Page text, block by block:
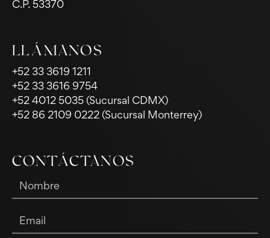
C.P. 53370
CONTÁCTANOS
LLÁMANOS
+52 33 3619 1211
+52 33 3616 9754
+52 4012 5035 (Sucursal CDMX)
+52 86 2109 0222 (Sucursal Monterrey)